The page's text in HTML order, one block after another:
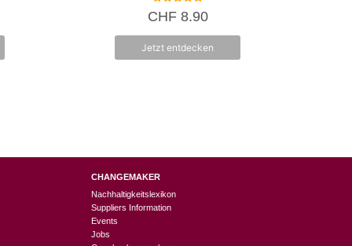
5.00
von 5
CHF8.90
Jetzt entdecken
CHANGEMAKER
Nachhaltigkeitslexikon
Suppliers Information
Events
Jobs